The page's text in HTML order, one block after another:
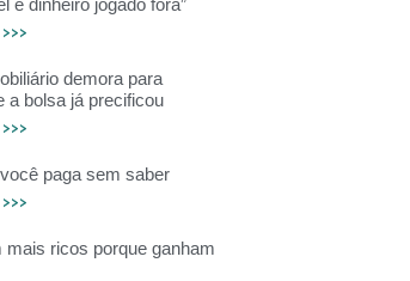
é dinheiro jogado fora”
demora para
a bolsa já precificou
paga sem saber
ricos porque ganham